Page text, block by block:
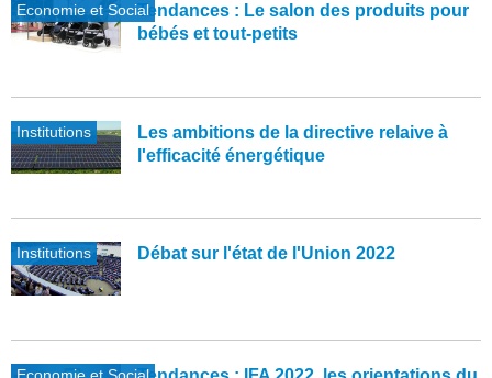
Economie et SocialTendances : Le salon des produits pour
bébés et tout-petits
Institutions
Les ambitions de la directive relaive à
l'efficacité énergétique
Institutions Débat sur l'état de l'Union 2022